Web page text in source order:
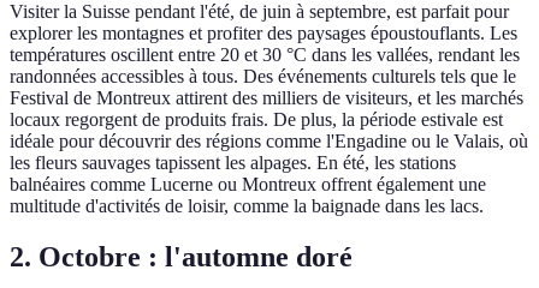
Visiter la Suisse pendant l'été, de juin à septembre, est parfait pour
explorer les montagnes et profiter des paysages époustouflants. Les
températures oscillent entre 20 et 30 °C dans les vallées, rendant les
randonnées accessibles à tous. Des événements culturels tels que le
Festival de Montreux attirent des milliers de visiteurs, et les marchés
locaux regorgent de produits frais. De plus, la période estivale est
idéale pour découvrir des régions comme l'Engadine ou le Valais, où
les fleurs sauvages tapissent les alpages. En été, les stations
balnéaires comme Lucerne ou Montreux offrent également une
multitude d'activités de loisir, comme la baignade dans les lacs.
2. Octobre : l'automne doré